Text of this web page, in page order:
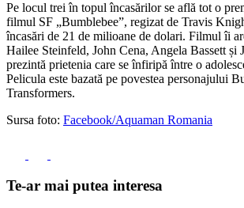
Pe locul trei în topul încasărilor se află tot o
filmul SF „Bumblebee”, regizat de Travis
încasări de 21 de milioane de dolari. Filmul îi
Hailee Steinfeld, John Cena, Angela Bassett și
prezintă prietenia care se înfiripă între o
Pelicula este bazată pe povestea personajului
Transformers.
Sursa foto: Facebook/Aquaman Romania
Te-ar mai putea interesa